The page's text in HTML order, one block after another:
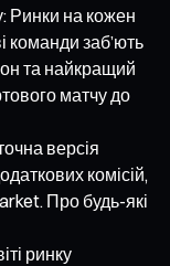
Ринки на кожен
команди заб’ють
та найкращий
матчу до
версія
комісій,
Про будь-які
ринку